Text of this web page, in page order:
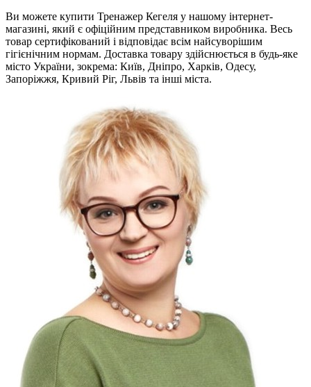
Ви можете купити Тренажер Кегеля у нашому інтернет-
магазині, який є офіційним представником виробника. Весь
товар сертифікований і відповідає всім найсуворішим
гігієнічним нормам. Доставка товару здійснюється в будь-яке
місто України, зокрема: Київ, Дніпро, Харків, Одесу,
Запоріжжя, Кривий Ріг, Львів та інші міста.